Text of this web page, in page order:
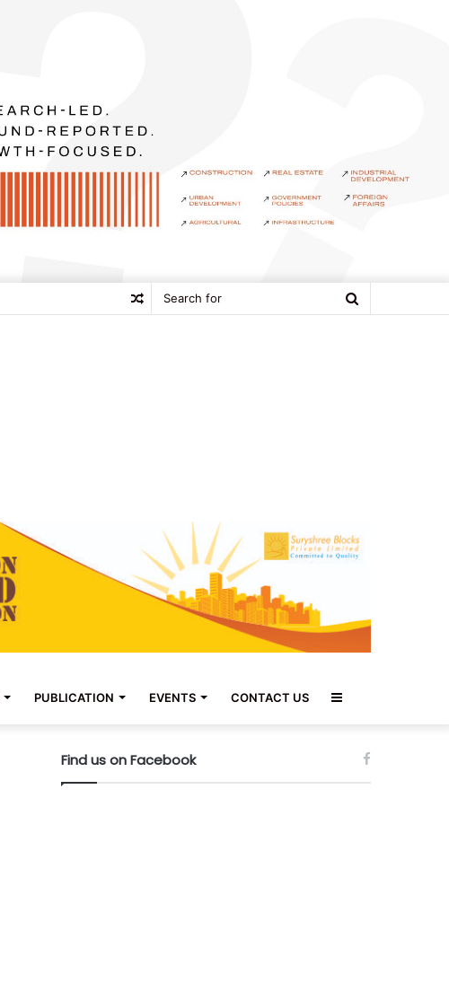
Random
PUBLICATION EVENTS CONTACT US Sidebar
Find us on Facebook